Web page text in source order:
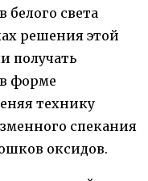
света
решения этой
получать
форме
технику
спекания
оксидов.